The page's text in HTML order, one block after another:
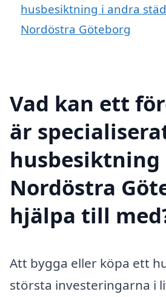
husbesiktning i andra
Nordöstra Göteborg
Vad kan ett
är
husbesiktning
Nordöstra
hjälpa till
Att bygga eller köpa ett
största investeringarna i